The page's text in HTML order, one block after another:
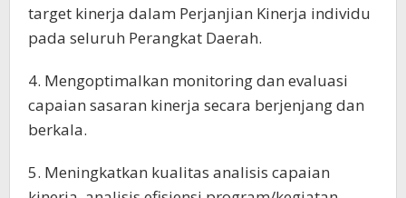
target kinerja dalam Perjanjian Kinerja individu
pada seluruh Perangkat Daerah.
4. Mengoptimalkan monitoring dan evaluasi
capaian sasaran kinerja secara berjenjang dan
berkala.
5. Meningkatkan kualitas analisis capaian